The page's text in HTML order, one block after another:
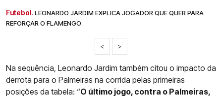
Futebol. LEONARDO JARDIM EXPLICA JOGADOR QUE QUER PARA
REFORÇAR O FLAMENGO
< >
Na sequência, Leonardo Jardim também citou o impacto da
derrota para o Palmeiras na corrida pelas primeiras
posições da tabela: “O último jogo, contra o Palmeiras,